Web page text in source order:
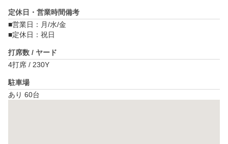
定休日・営業時間備考
​■営業日：月/水/金
■定休日：祝日
打席数 / ヤード
4打席 / 230Y
駐車場
あり 60台